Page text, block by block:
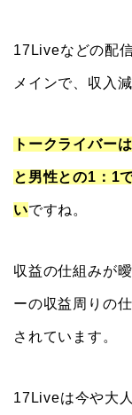
17Liveなどの配
メインで、収入
トークライバー
と男性との1：1
いですね。
収益の仕組みが
ーの収益周りの
されています。
17Liveは今や大